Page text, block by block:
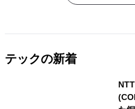
テックの新着